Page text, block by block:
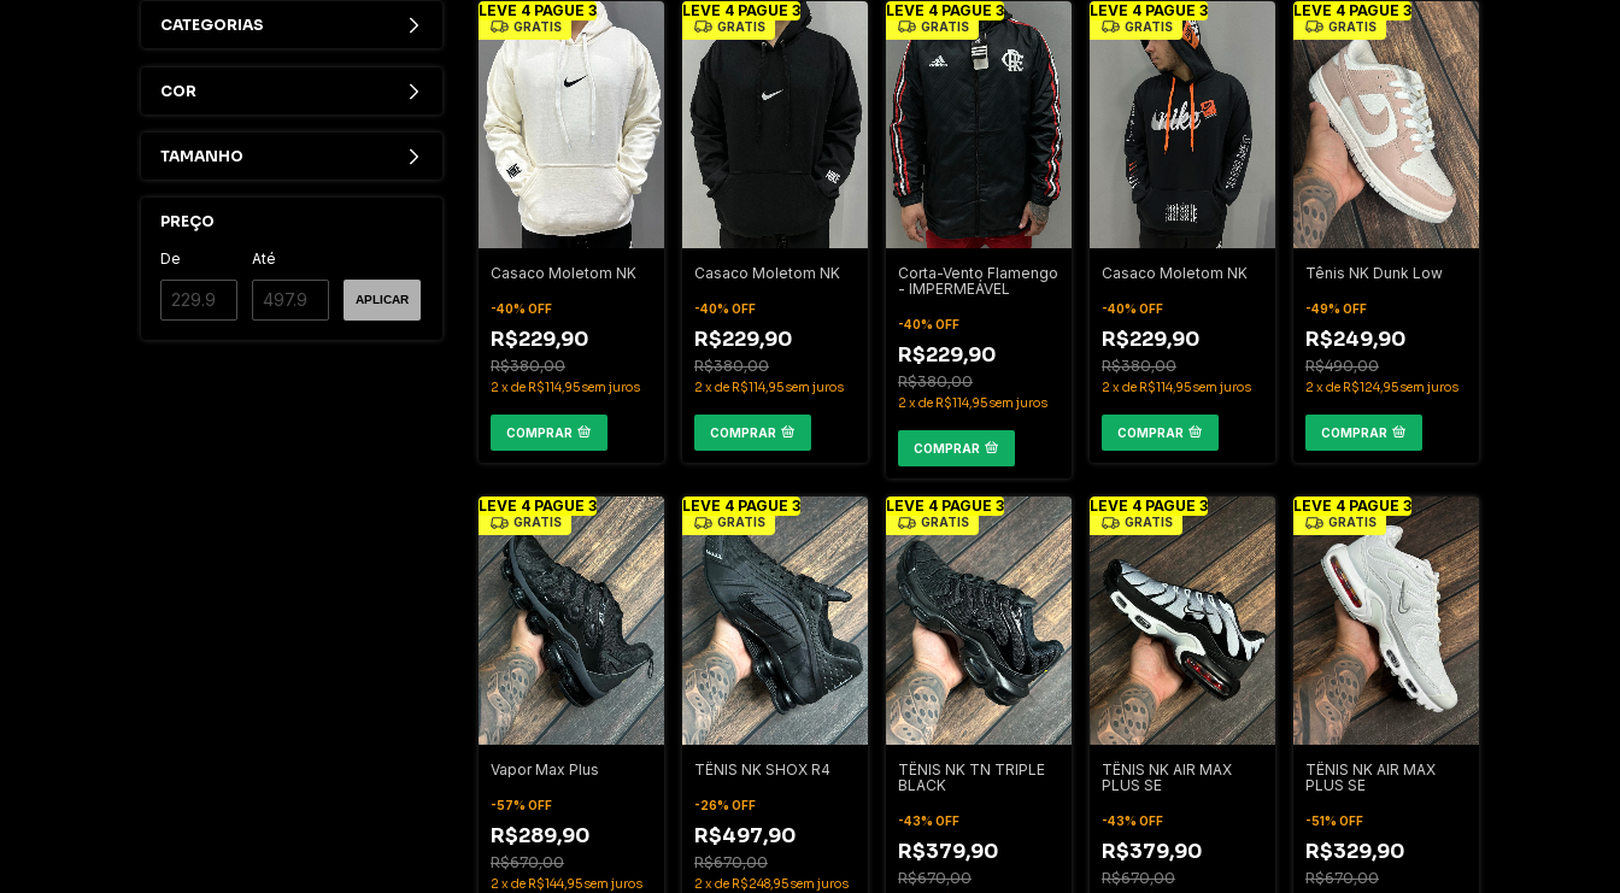
CATEGORIAS
COR
TAMANHO
PREÇO
De Até
APLICAR
LEVE 4 PAGUE 3
GRÁTIS
Casaco Moletom NK
-40% OFF
R$229,90
R$380,00
2 xde R$114,95sem juros
COMPRAR
LEVE 4 PAGUE 3
GRÁTIS
Casaco Moletom NK
-40% OFF
R$229,90
R$380,00
2 xde R$114,95sem juros
COMPRAR
LEVE 4 PAGUE 3
GRÁTIS
Corta-Vento Flamengo
- IMPERMEÁVEL
-40% OFF
R$229,90
R$380,00
2 xde R$114,95sem juros
COMPRAR
LEVE 4 PAGUE 3
GRÁTIS
Casaco Moletom NK
-40% OFF
R$229,90
R$380,00
2 xde R$114,95sem juros
COMPRAR
LEVE 4 PAGUE 3
GRÁTIS
Tênis NK Dunk Low
-49% OFF
R$249,90
R$490,00
2 xde R$124,95sem juros
COMPRAR
LEVE 4 PAGUE 3
GRÁTIS
Vapor Max Plus
-57% OFF
R$289,90
R$670,00
2 xde R$144,95sem juros
LEVE 4 PAGUE 3
GRÁTIS
TÊNIS NK SHOX R4
-26% OFF
R$497,90
R$670,00
2 xde R$248,95sem juros
LEVE 4 PAGUE 3
GRÁTIS
TÊNIS NK TN TRIPLE
BLACK
-43% OFF
R$379,90
R$670,00
LEVE 4 PAGUE 3
GRÁTIS
TÊNIS NK AIR MAX
PLUS SE
-43% OFF
R$379,90
R$670,00
LEVE 4 PAGUE 3
GRÁTIS
TÊNIS NK AIR MAX
PLUS SE
-51% OFF
R$329,90
R$670,00